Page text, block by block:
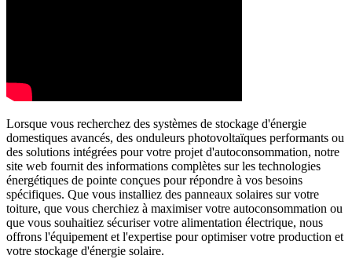
Lorsque vous recherchez des systèmes de stockage d'énergie
domestiques avancés, des onduleurs photovoltaïques performants ou
des solutions intégrées pour votre projet d'autoconsommation, notre
site web fournit des informations complètes sur les technologies
énergétiques de pointe conçues pour répondre à vos besoins
spécifiques. Que vous installiez des panneaux solaires sur votre
toiture, que vous cherchiez à maximiser votre autoconsommation ou
que vous souhaitiez sécuriser votre alimentation électrique, nous
offrons l'équipement et l'expertise pour optimiser votre production et
votre stockage d'énergie solaire.